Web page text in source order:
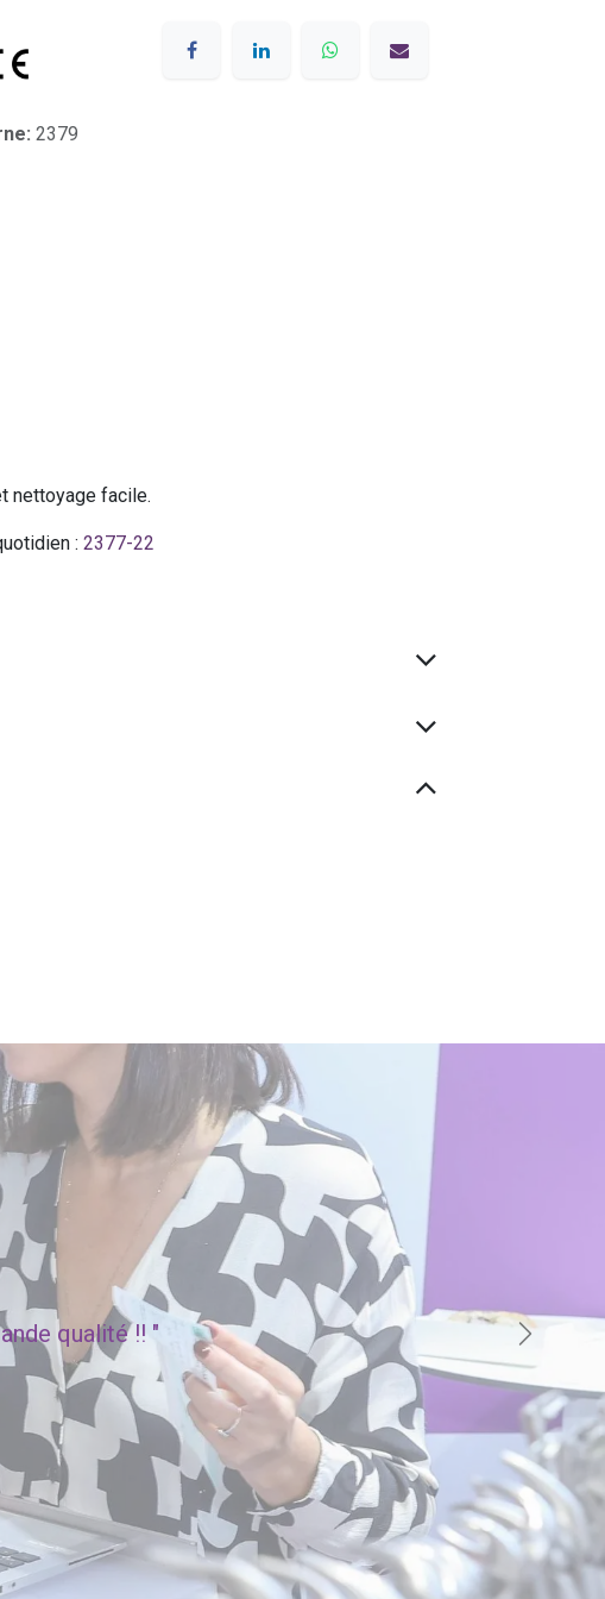
2379
nettoyage facile.
: 2377-22
qualité !! " Suivant